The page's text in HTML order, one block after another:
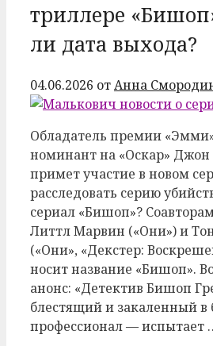
триллере
ли дата выхода?
04.06.2026 отАнна
Обладатель премии
номинант на «Оскар»
примет участие в новом
расследовать серию
сериал «Бишоп»?
Литтл Марвин («Они») и
(«Они», «Декстер:
носит название «Бишоп».
анонс: «Детектив Бишоп
блестящий и закаленный в
профессионал — испытает